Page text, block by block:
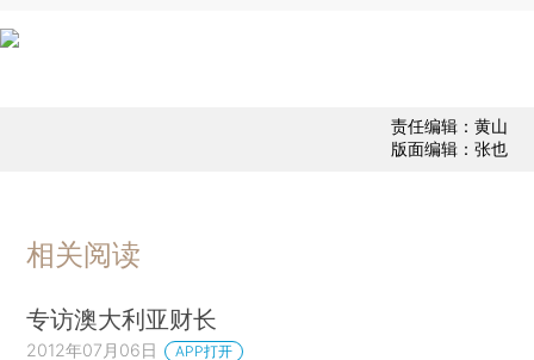
责任编辑：黄山
版面编辑：张也
相关阅读
专访澳大利亚财长
2012年07月06日 APP打开